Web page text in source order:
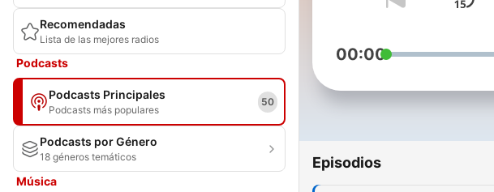
Recomendadas
Lista de las mejores radios
Podcasts
Podcasts Principales
Podcasts más populares
50
Podcasts por Género
18 géneros temáticos
Música
00:00
Episodios